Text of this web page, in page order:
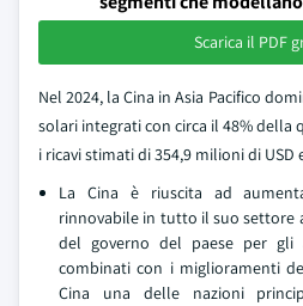
Scarica il PDF
Nel 2024, la Cina in Asia Pacifico
solari integrati con circa il 48%
i ricavi stimati di 354,9 milioni di USD
La Cina è riuscita ad
rinnovabile in tutto il suo settore
del governo del paese per gli
combinati con i miglioramenti
Cina una delle nazioni